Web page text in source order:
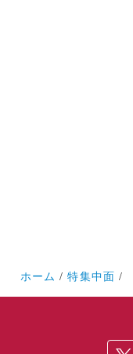
ホーム 特集中面